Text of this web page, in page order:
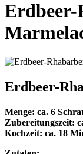
Erdbeer-
Erdbeer-
Menge: ca. 6
Zubereitungszeit:
Kochzeit: ca. 18